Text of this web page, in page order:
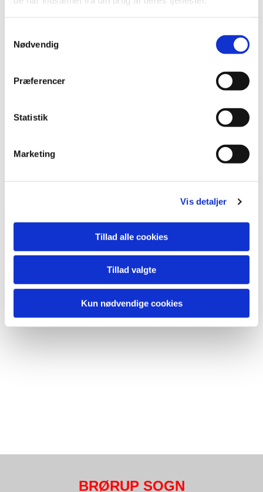
Nødvendig
Præferencer
Statistik
Marketing
Vis detaljer
Tillad alle cookies
Tillad valgte
Kun nødvendige cookies
Du vil måske også kunne
BRØRUP SOGN